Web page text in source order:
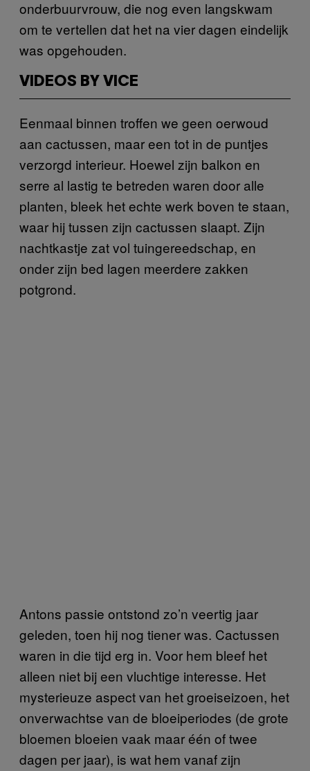
onderbuurvrouw, die nog even langskwam
om te vertellen dat het na vier dagen eindelijk
was opgehouden.
VIDEOS BY VICE
Eenmaal binnen troffen we geen oerwoud
aan cactussen, maar een tot in de puntjes
verzorgd interieur. Hoewel zijn balkon en
serre al lastig te betreden waren door alle
planten, bleek het echte werk boven te staan,
waar hij tussen zijn cactussen slaapt. Zijn
nachtkastje zat vol tuingereedschap, en
onder zijn bed lagen meerdere zakken
potgrond.
Antons passie ontstond zo’n veertig jaar
geleden, toen hij nog tiener was. Cactussen
waren in die tijd erg in. Voor hem bleef het
alleen niet bij een vluchtige interesse. Het
mysterieuze aspect van het groeiseizoen, het
onverwachtse van de bloeiperiodes (de grote
bloemen bloeien vaak maar één of twee
dagen per jaar), is wat hem vanaf zijn